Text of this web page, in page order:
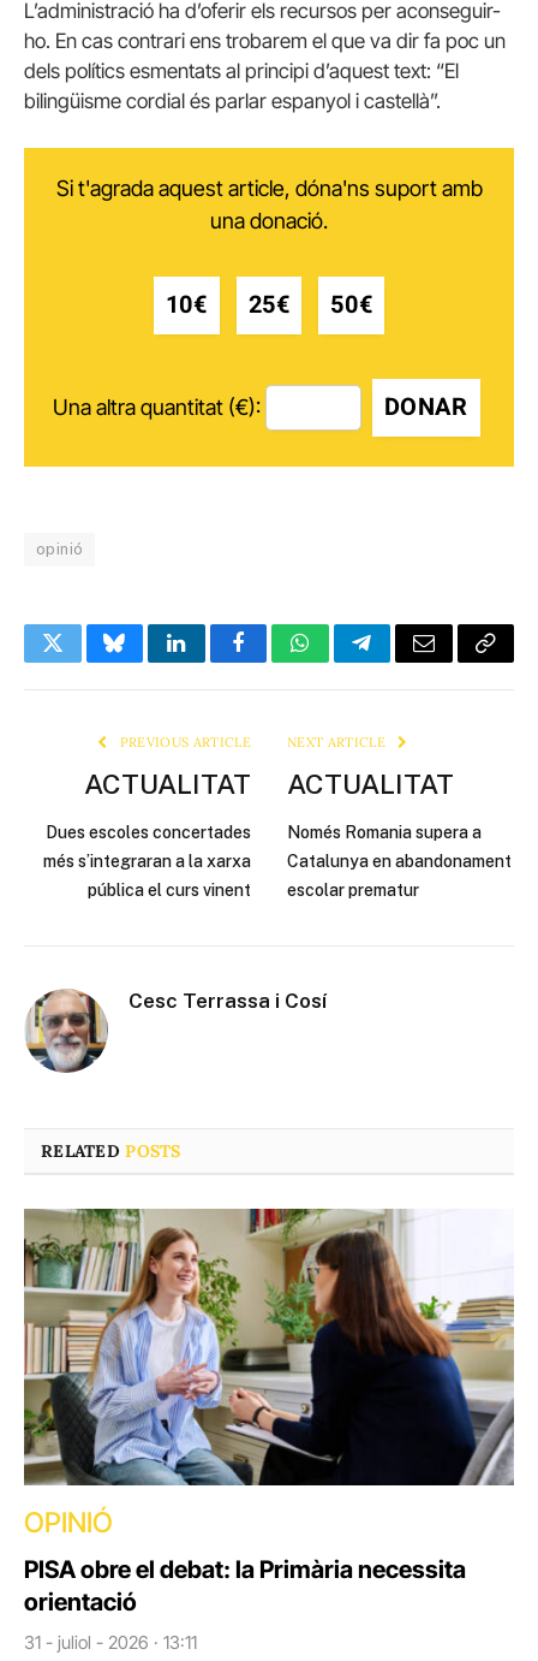
L’administració ha d’oferir els recursos per aconseguir-
ho. En cas contrari ens trobarem el que va dir fa poc un
dels polítics esmentats al principi d’aquest text: “El
bilingüisme cordial és parlar espanyol i castellà”.
Si t'agrada aquest article, dóna'ns suport amb
una donació.
10€ 25€ 50€
Una altra quantitat (€): DONAR
opinió
TwitterBlueskyLinkedInFacebookWhatsAppTelegramEmail Copy
PREVIOUS ARTICLE
ACTUALITAT
Dues escoles concertades
més s’integraran a la xarxa
pública el curs vinent
NEXT ARTICLE
ACTUALITAT
Només Romania supera a
Catalunya en abandonament
escolar prematur
Cesc Terrassa i Cosí
RELATEDPOSTS
OPINIÓ
PISA obre el debat: la Primària necessita
orientació
31 - juliol - 2026 · 13:11